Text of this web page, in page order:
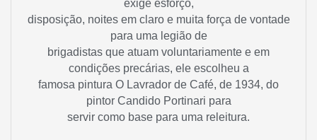
exige esforço,
disposição, noites em claro e muita força de vontade
para uma legião de
brigadistas que atuam voluntariamente e em
condições precárias, ele escolheu a
famosa pintura O Lavrador de Café, de 1934, do
pintor Candido Portinari para
servir como base para uma releitura.